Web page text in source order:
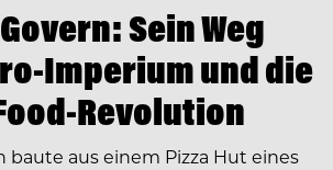
Sein Weg
Imperium und die
Revolution
baute aus einem Pizza Hut eines